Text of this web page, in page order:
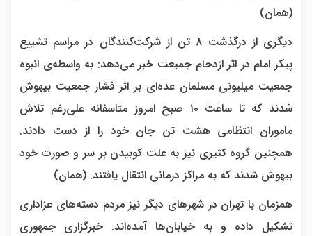
(همان)
دیگری از درگذشت ۸ تن از شرکت‌کنندگان در مراسم تشییع
پیکر امام در اثر ازدحام جمیعت خبر می‌دهد: به واسطه‌ی انبوه
جمعیت میلیونی مسلمان عده‌ای بر اثر فشار جمعیت بیهوش
شدند که تا ساعت ۱۰ صبح امروز متاسفانه علی‌رغم تلاش
ماموران انتظامی هشت تن جان خود را از دست دادند.
همچنین گروه کثیری نیز به علت کوبیدن بر سر و صورت خود
بیهوش شدند که به مراکز درمانی انتقال یافتند. (همان)
همزمان با تهران در شهرهای دیگر نیز مردم دسته‌های عزاداری
تشکیل داده و به خیابان‌ها آمده‌اند. خبرگزاری جمهوری